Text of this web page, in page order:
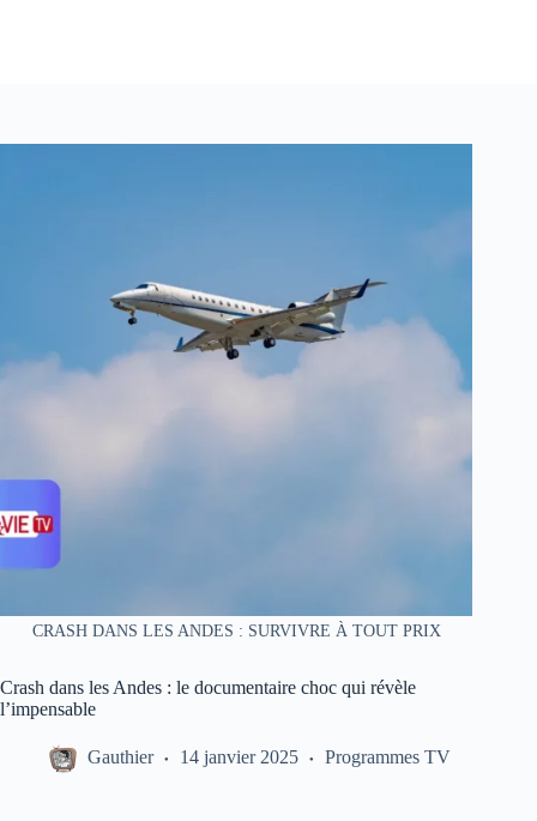
CRASH DANS LES ANDES : SURVIVRE À TOUT PRIX
Crash dans les Andes : le documentaire choc qui révèle
l’impensable
Gauthier 14 janvier 2025 Programmes TV